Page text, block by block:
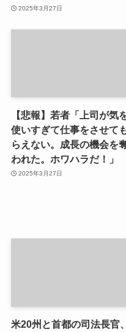
2025年3月27日
【悲報】若者「上司が気
使いすぎて仕事をさせて
らえない。成長の機会を
われた。ホワハラだ！」
2025年3月27日
米20州と首都の司法長官、